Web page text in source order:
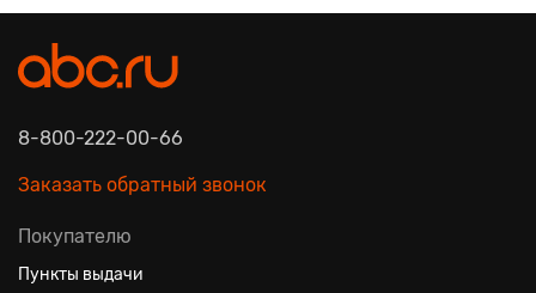
8-800-222-00-66
Заказать обратный звонок
Покупателю
Пункты выдачи